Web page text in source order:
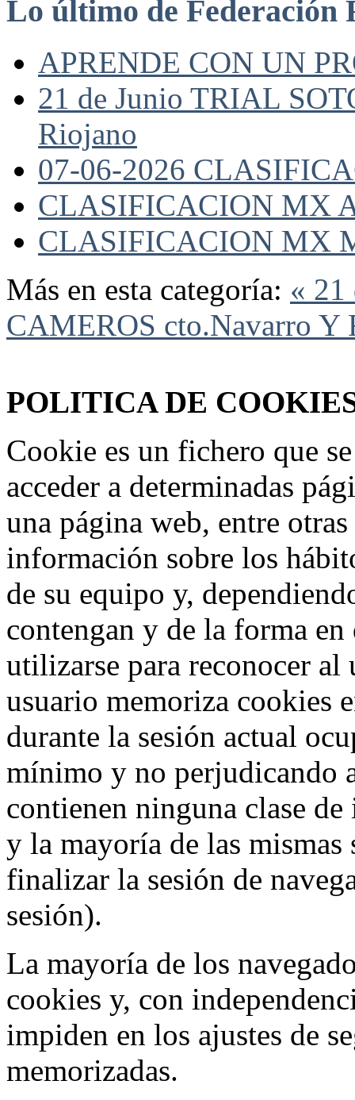
Lo último de Federación
APRENDE CON UN
21 de Junio TRIAL
Riojano
07-06-2026
CLASIFICACION MX
CLASIFICACION MX
Más en esta categoría: «
CAMEROS cto.Navarro Y
POLITICA DE
Cookie es un fichero que
acceder a determinadas
una página web, entre
información sobre los
de su equipo y,
contengan y de la forma
utilizarse para reconocer
usuario memoriza cookies
durante la sesión actual
mínimo y no perjudicando
contienen ninguna clase
y la mayoría de las
finalizar la sesión de
sesión).
La mayoría de los
cookies y, con
impiden en los ajustes de
memorizadas.